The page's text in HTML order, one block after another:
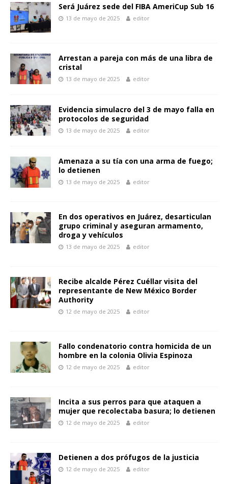
b
o
k
er l s
A
p
e
n
er
y
Li
k
p
r
Será Juárez sede del FIBA AmeriCup Sub 16
13 de mayo de 2025 editor
Arrestan a pareja con más de una libra de
cristal
13 de mayo de 2025 editor
Evidencia simulacro del 3 de mayo falla en
protocolos de seguridad
13 de mayo de 2025 editor
Amenaza a su tía con una arma de fuego;
lo detienen
13 de mayo de 2025 editor
En dos operativos en Juárez, desarticulan
grupo criminal y aseguran armamento,
droga y vehículos
13 de mayo de 2025 editor
Recibe alcalde Pérez Cuéllar visita del
representante de New México Border
Authority
12 de mayo de 2025 editor
Fallo condenatorio contra homicida de un
hombre en la colonia Olivia Espinoza
12 de mayo de 2025 editor
Incita a sus perros para que ataquen a
mujer que recolectaba basura; lo detienen
12 de mayo de 2025 editor
Detienen a dos prófugos de la justicia
12 de mayo de 2025 editor